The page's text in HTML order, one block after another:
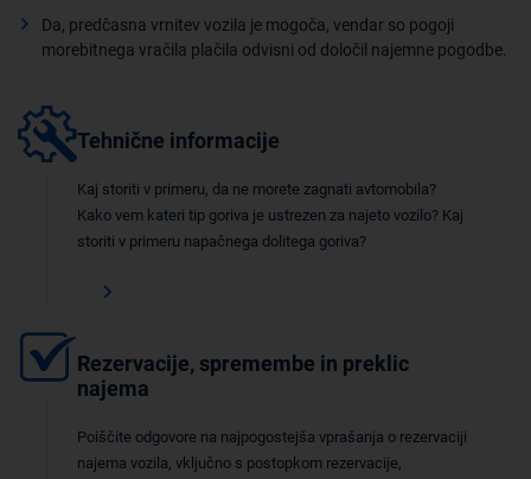
Da, predčasna vrnitev vozila je mogoča, vendar so pogoji
morebitnega vračila plačila odvisni od določil najemne pogodbe.
Tehnične informacije
Kaj storiti v primeru, da ne morete zagnati avtomobila?
Kako vem kateri tip goriva je ustrezen za najeto vozilo? Kaj
storiti v primeru napačnega dolitega goriva?
Rezervacije, spremembe in preklic
najema
Poiščite odgovore na najpogostejša vprašanja o rezervaciji
najema vozila, vključno s postopkom rezervacije,